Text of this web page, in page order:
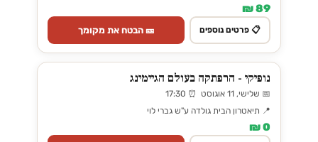
89 ₪
📋 פרטים נוספים 🎫 הבטח את מקומך
נופיקי - הרפתקה בעולם הגיימינג
📅 שלישי, 11 אוגוסט ⏰ 17:30
📍 תיאטרון הבית גולדה ע"ש גברי לוי
0 ₪